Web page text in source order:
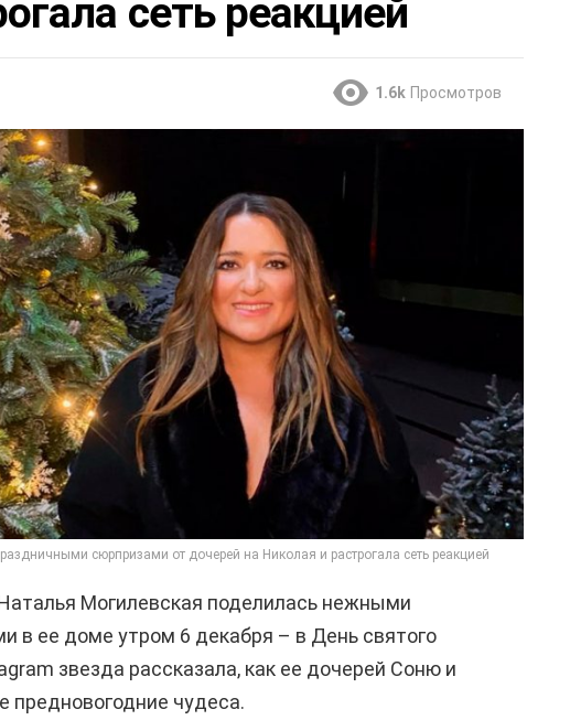
сеть реакцией
1.6k Просмотров
сюрпризами от дочерей на Николая и растрогала сеть реакцией
Могилевская поделилась нежными
в ее доме утром 6 декабря – в День святого
звезда рассказала, как ее дочерей Соню и
чудеса.